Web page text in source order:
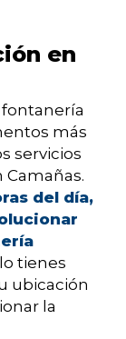
en
más
servicios
del día,
tienes
ubicación
la